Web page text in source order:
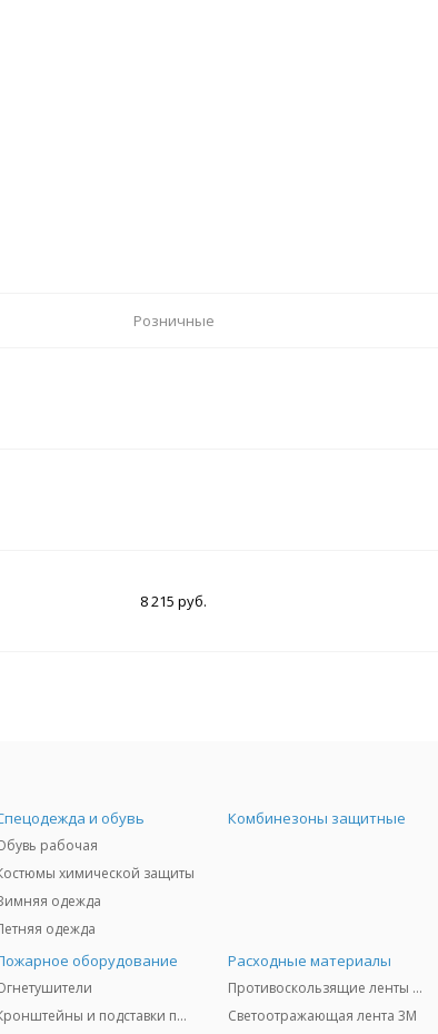
Розничные
8 215 руб.
и обувь
рабочая
химической защиты
одежда
одежда
Комбинезоны защитные
оборудование
Кронштейны и подставки под огнетушители
Расходные материалы
Противоскользящие ленты 3М
Светоотражающая лента 3M